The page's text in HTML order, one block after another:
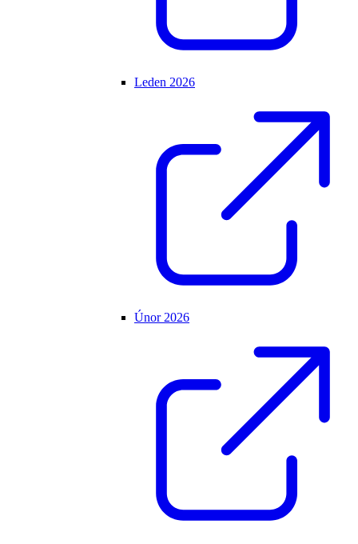
Leden 2026
Únor 2026